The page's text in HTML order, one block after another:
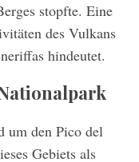
stopfte. Eine
des Vulkans
hindeutet.
um den Pico del
Gebiets als